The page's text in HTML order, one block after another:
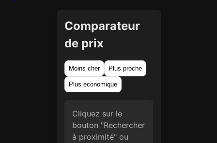
Comparateur
de prix
Moins cher Plus proche
Plus économique
Cliquez sur le
bouton "Rechercher
à proximité" ou